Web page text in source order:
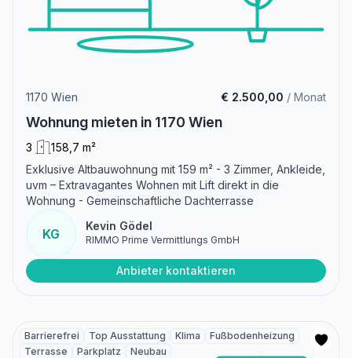
1170 Wien € 2.500,00 / Monat
Wohnung mieten in 1170 Wien
3
158,7 m²
Exklusive Altbauwohnung mit 159 m² - 3 Zimmer, Ankleide,
uvm – Extravagantes Wohnen mit Lift direkt in die
Wohnung - Gemeinschaftliche Dachterrasse
KG
Kevin Gödel
RIMMO Prime Vermittlungs GmbH
Anbieter kontaktieren
Barrierefrei Top Ausstattung Klima
Fußbodenheizung
Terrasse
Parkplatz Neubau